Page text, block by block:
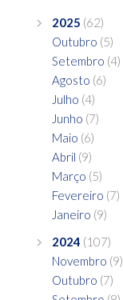
2025 (62)
Outubro (5)
Setembro (4)
Agosto (6)
Julho (4)
Junho (7)
Maio (6)
Abril (9)
Março (5)
Fevereiro (7)
Janeiro (9)
2024 (107)
Novembro (9)
Outubro (7)